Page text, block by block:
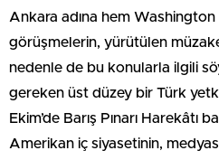
Ankara adına hem
görüşmelerin, yürütülen
nedenle de bu konularla ilgili
gereken üst düzey bir Türk
Ekim’de Barış Pınarı Harekâtı
Amerikan iç siyasetinin,